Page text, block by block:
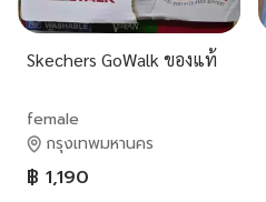
Skechers GoWalk ของแท้
female
กรุงเทพมหานคร
฿ 1,190